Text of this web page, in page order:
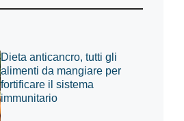
Dieta anticancro, tutti gli
alimenti da mangiare per
fortificare il sistema
immunitario